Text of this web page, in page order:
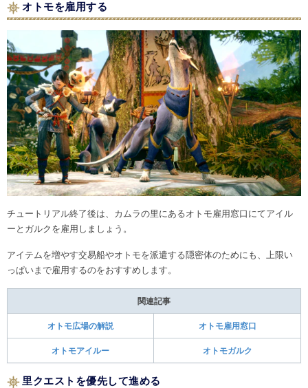
オトモを雇用する
チュートリアル終了後は、カムラの里にあるオトモ雇用窓口にてアイル
ーとガルクを雇用しましょう。
アイテムを増やす交易船やオトモを派遣する隠密体のためにも、上限い
っぱいまで雇用するのをおすすめします。
関連記事
オトモ広場の解説 オトモ雇用窓口
オトモアイルー オトモガルク
里クエストを優先して進める